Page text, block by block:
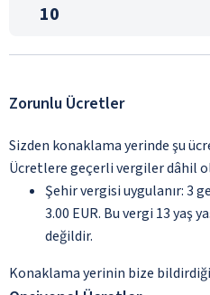
10
Zorunlu Ücretler
Sizden konaklama yerinde şu
Ücretlere geçerli vergiler dâhil
Şehir vergisi uygulanır: 3
3.00 EUR. Bu vergi 13 yaş
değildir.
Konaklama yerinin bize